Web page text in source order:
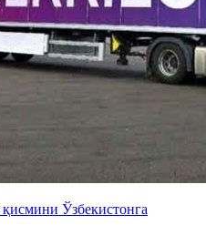
Ўзбекистонга